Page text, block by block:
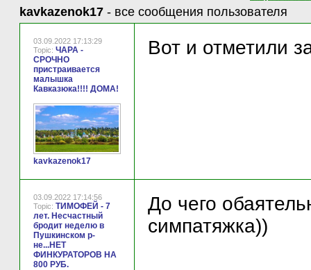
kavkazenok17 - все сообщения пользователя
03.09.2022 17:13:29
Topic: ЧАРА -
СРОЧНО
пристраивается
малышка
Кавказюка!!!! ДОМА!
kavkazenok17
Вот и отметили
03.09.2022 17:14:56
Topic: ТИМОФЕЙ - 7
лет. Несчастный
бродит неделю в
Пушкинском р-
не...НЕТ
ФИНКУРАТОРОВ НА
800 РУБ.
До чего
симпатяжка))